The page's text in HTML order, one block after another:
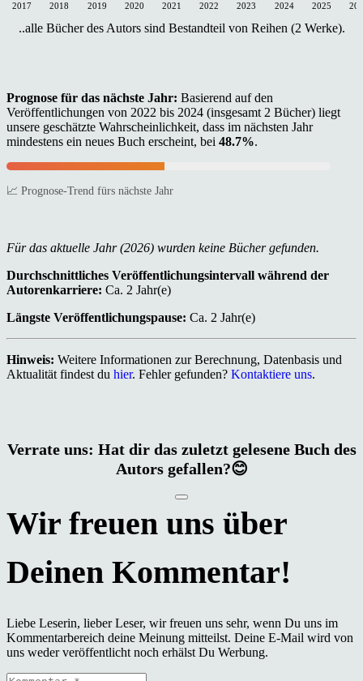
2017 2018 2019 2020 2021 2022 2023 2024 2025
..alle Bücher des Autors sind Bestandteil von Reihen (2 Werke).
Prognose für das nächste Jahr: Basierend auf den
Veröffentlichungen von 2022 bis 2024 (insgesamt 2 Bücher) liegt
unsere geschätzte Wahrscheinlichkeit, dass im nächsten Jahr
mindestens ein neues Buch erscheint, bei 48.7%.
📈 Prognose-Trend fürs nächste Jahr
Für das aktuelle Jahr (2026) wurden keine Bücher gefunden.
Durchschnittliches Veröffentlichungsintervall während der
Autorenkarriere: Ca. 2 Jahr(e)
Längste Veröffentlichungspause: Ca. 2 Jahr(e)
Hinweis: Weitere Informationen zur Berechnung, Datenbasis und
Aktualität findest du hier. Fehler gefunden? Kontaktiere uns.
Verrate uns: Hat dir das zuletzt gelesene Buch des
Autors gefallen?😊
Liebe Leserin, lieber Leser, wir freuen uns sehr, wenn Du uns im
Kommentarbereich deine Meinung mitteilst. Deine E-Mail wird von
uns weder veröffentlicht noch erhälst Du Werbung.